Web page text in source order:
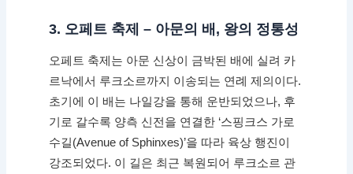
3. 오페트 축제 – 아문의 배, 왕의 정통성
오페트 축제는 아문 신상이 금박된 배에 실려 카
르낙에서 루크소르까지 이송되는 연례 제의이다.
초기에 이 배는 나일강을 통해 운반되었으나, 후
기로 갈수록 양측 신전을 연결한 ‘스핑크스 가로
수길(Avenue of Sphinxes)’을 따라 육상 행진이
강조되었다. 이 길은 최근 복원되어 루크소르 관